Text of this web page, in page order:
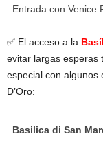
Entrada con Venice
✅ El acceso a la
evitar largas esperas
especial con algunos
D’Oro:
Basilica di San